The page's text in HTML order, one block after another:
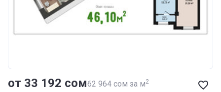
от ‍33 192 сом‍62 964 сом за м2